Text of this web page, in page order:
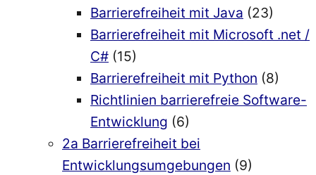
Barrierefreiheit mit Java (23)
Barrierefreiheit mit Microsoft .net /
C# (15)
Barrierefreiheit mit Python (8)
Richtlinien barrierefreie Software-
Entwicklung (6)
2a Barrierefreiheit bei
Entwicklungsumgebungen (9)